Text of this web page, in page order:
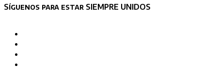
Asides
Síguenos para estar SIEMPRE UNIDOS